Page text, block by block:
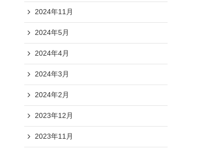
2024年11月
2024年5月
2024年4月
2024年3月
2024年2月
2023年12月
2023年11月